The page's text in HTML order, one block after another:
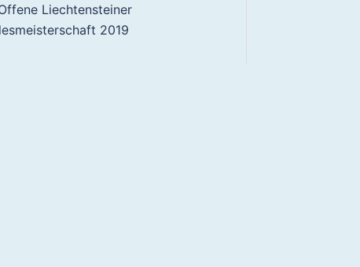
Liechtensteiner
2019